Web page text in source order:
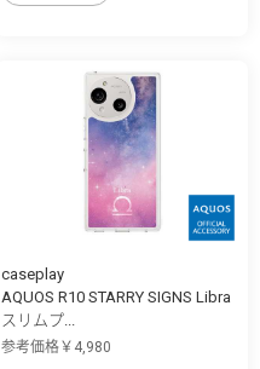
caseplay
AQUOS R10 STARRY SIGNS Libra
スリムプ...
参考価格￥4,980